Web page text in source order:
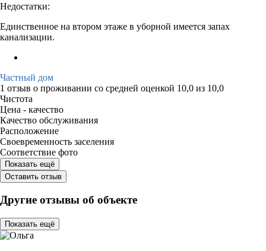
Недостатки:
Единственное на втором этаже в уборной имеется запах
канализации.
Частный дом
1 отзыв о проживании со средней оценкой 10,0 из 10,0
Чистота
Цена - качество
Качество обслуживания
Расположение
Своевременность заселения
Соответствие фото
Показать ещё
Оставить отзыв
Другие отзывы об объекте
Показать ещё